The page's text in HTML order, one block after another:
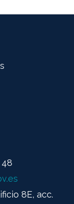
8E, acc.